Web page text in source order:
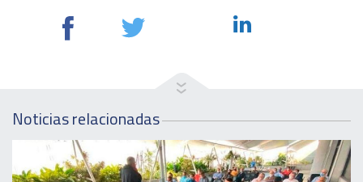
Noticias relacionadas